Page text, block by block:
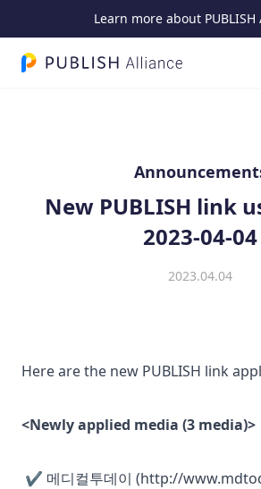
Learn more about PUBLISH
PUBLISH Alliance logo
New PUBLISH link
2023-04-04
2023.04.04
Here are the new PUBLISH link
<Newly applied media (3 media)>
✔ 메디컬투데이 (http://